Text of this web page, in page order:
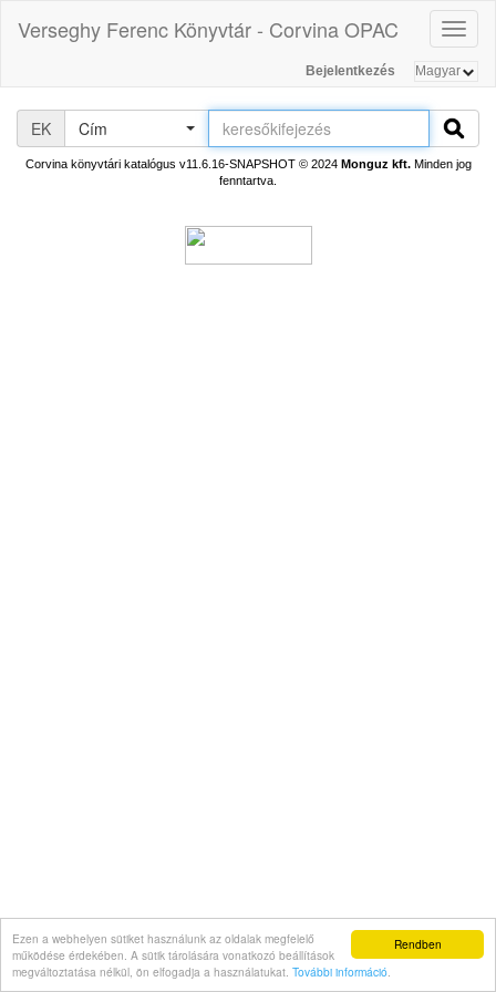
Rendben
Ezen a webhelyen sütiket használunk az oldalak megfelelő
működése érdekében. A sütik tárolására vonatkozó beállítások
megváltoztatása nélkül, ön elfogadja a használatukat. További információ.
Verseghy Ferenc Könyvtár - Corvina OPAC
Bejelentkezés
EK Cím
Corvina könyvtári katalógus v11.6.16-SNAPSHOT© 2024 Monguz kft.Minden jog
fenntartva.